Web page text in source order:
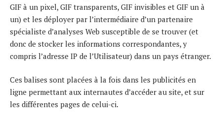
GIF à un pixel, GIF transparents, GIF invisibles et GIF un à
un) et les déployer par l’intermédiaire d’un partenaire
spécialiste d’analyses Web susceptible de se trouver (et
donc de stocker les informations correspondantes, y
compris l’adresse IP de l’Utilisateur) dans un pays étranger.
Ces balises sont placées à la fois dans les publicités en
ligne permettant aux internautes d’accéder au site, et sur
les différentes pages de celui-ci.